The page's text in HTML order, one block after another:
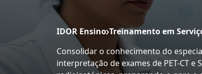
IDOR Ensino Treinamento em
Consolidar o conhecimento do
interpretação de exames de PET-CT e